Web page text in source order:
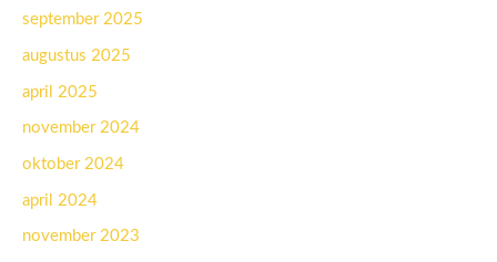
september 2025
augustus 2025
april 2025
november 2024
oktober 2024
april 2024
november 2023